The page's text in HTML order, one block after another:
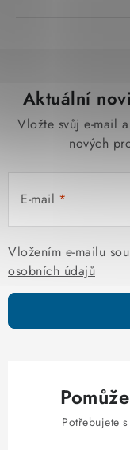
Aktuální
Vložte svůj e-mail
nových
E-mail
Vložením e-mailu
osobních údajů
Potřebujete